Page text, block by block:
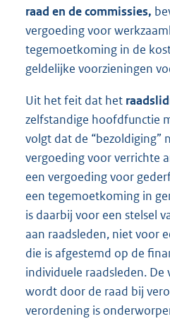
raad en de commissies,
vergoeding voor
tegemoetkoming in de
geldelijke voorzieningen
Uit het feit dat het
zelfstandige hoofdfunctie
volgt dat de “bezoldiging”
vergoeding voor verrichte
een vergoeding voor
een tegemoetkoming in
is daarbij voor een stelsel
aan raadsleden, niet voor
die is afgestemd op de
individuele raadsleden. De
wordt door de raad bij
verordening is